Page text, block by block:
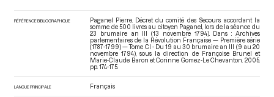
RÉFÉRENCE BIBLIOGRAPHIQUE
Paganel Pierre. Décret du comité des Secours accordant la
somme de 500 livres au citoyen Paganel, lors de la séance du
23 brumaire an III (13 novembre 1794). Dans : Archives
parlementaires de la Révolution Française — Première série
(1787-1799) — Tome CI - Du 19 au 30 brumaire an III (9 au 20
novembre 1794) , sous la direction de Françoise Brunel et
Marie-Claude Baron et Corinne Gomez-Le Chevanton. 2005.
pp. 174-175.
LANGUE PRINCIPALE Français